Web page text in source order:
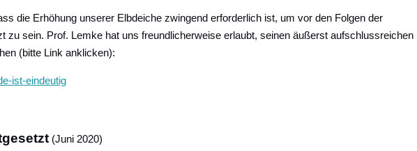
die Erhöhung unserer Elbdeiche zwingend erforderlich ist, um vor den Folgen der
zu sein. Prof. Lemke hat uns freundlicherweise erlaubt, seinen äußerst aufschlussreichen
(bitte Link anklicken):
ist-eindeutig
(Juni 2020)